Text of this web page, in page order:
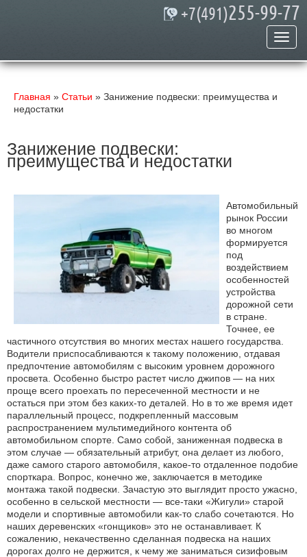
+7(491)255-99-77
Главная » Статьи » Занижение подвески: преимущества и
недостатки
Занижение подвески:
преимущества и недостатки
Автомобильный
рынок России
во многом
формируется
под
воздействием
особенностей
устройства
дорожной сети
в стране.
Точнее, ее
частичного отсутствия во многих местах нашего государства.
Водители приспосабливаются к такому положению, отдавая
предпочтение автомобилям с высоким уровнем дорожного
просвета. Особенно быстро растет число джипов — на них
проще всего проехать по пересеченной местности и не
остаться при этом без каких-то деталей. Но в то же время идет
параллельный процесс, подкрепленный массовым
распространением мультимедийного контента об
автомобильном спорте. Само собой, заниженная подвеска в
этом случае — обязательный атрибут, она делает из любого,
даже самого старого автомобиля, какое-то отдаленное подобие
спорткара. Вопрос, конечно же, заключается в методике
монтажа такой подвески. Зачастую это выглядит просто ужасно,
особенно в сельской местности — все-таки «Жигули» старой
модели и спортивные автомобили как-то слабо сочетаются. Но
наших деревенских «гонщиков» это не останавливает. К
сожалению, некачественно сделанная подвеска на наших
дорогах долго не держится, к чему же заниматься сизифовым